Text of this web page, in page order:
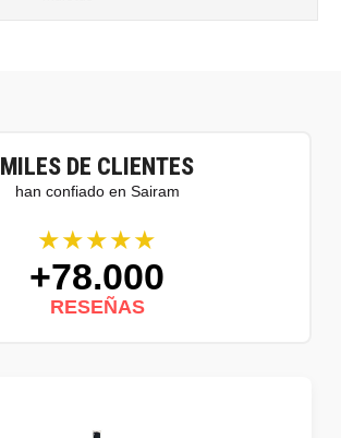
MILES DE CLIENTES
han confiado en Sairam
★★★★★
+78.000
RESEÑAS